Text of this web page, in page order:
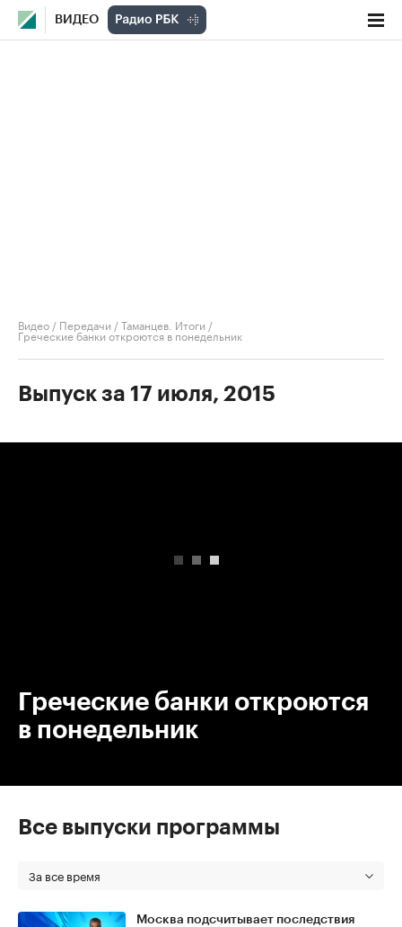
ВИДЕО
Видео / Передачи /Таманцев. Итоги /
Греческие банки откроются в понедельник
Выпуск за 17 июля, 2015
Греческие банки откроются
в понедельник
Все выпуски программы
За все время
Москва подсчитывает последствия